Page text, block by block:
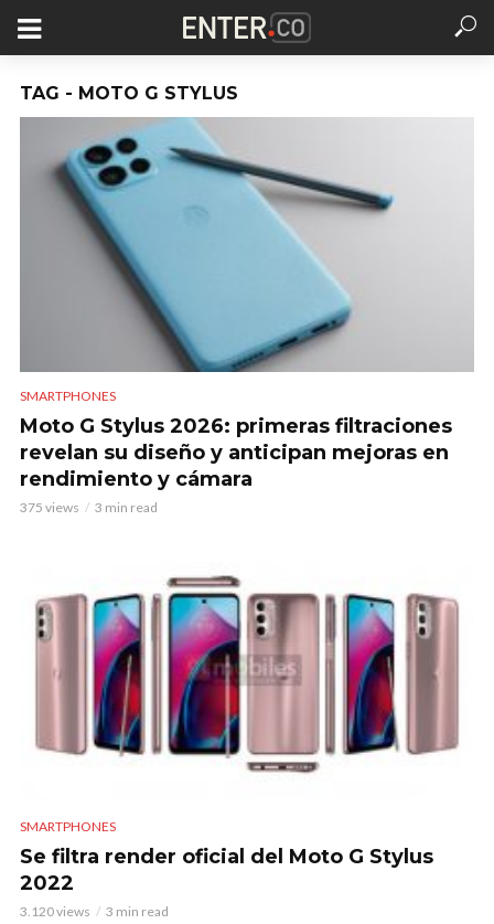
TAG - MOTO G STYLUS
SMARTPHONES
Moto G Stylus 2026: primeras filtraciones
revelan su diseño y anticipan mejoras en
rendimiento y cámara
375 views 3 min read
SMARTPHONES
Se filtra render oficial del Moto G Stylus
2022
3.120 views 3 min read